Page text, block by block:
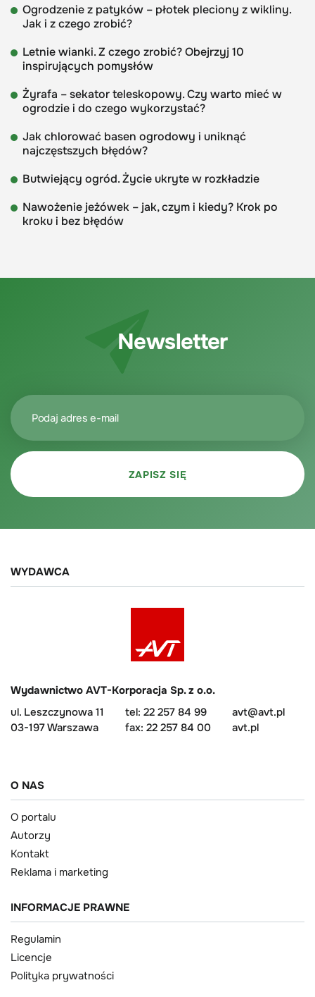
Ogrodzenie z patyków – płotek pleciony z wikliny.
Jak i z czego zrobić?
Letnie wianki. Z czego zrobić? Obejrzyj 10
inspirujących pomysłów
Żyrafa – sekator teleskopowy. Czy warto mieć w
ogrodzie i do czego wykorzystać?
Jak chlorować basen ogrodowy i uniknąć
najczęstszych błędów?
Butwiejący ogród. Życie ukryte w rozkładzie
Nawożenie jeżówek – jak, czym i kiedy? Krok po
kroku i bez błędów
Newsletter
WYDAWCA
Wydawnictwo AVT-Korporacja Sp. z o.o.
ul. Leszczynowa 11
03-197 Warszawa
tel: 22 257 84 99
fax: 22 257 84 00
avt@avt.pl
avt.pl
O NAS
O portalu
Autorzy
Kontakt
Reklama i marketing
INFORMACJE PRAWNE
Regulamin
Licencje
Polityka prywatności